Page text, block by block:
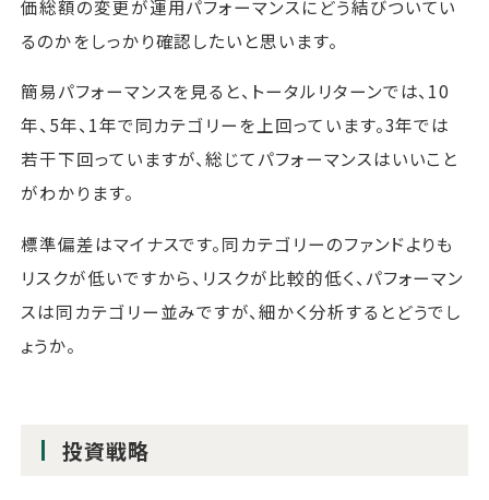
価総額の変更が運用パフォーマンスにどう結びついてい
るのかをしっかり確認したいと思います。
簡易パフォーマンスを見ると、トータルリターンでは、10
年、5年、1年で同カテゴリーを上回っています。3年では
若干下回っていますが、総じてパフォーマンスはいいこと
がわかります。
標準偏差はマイナスです。同カテゴリーのファンドよりも
リスクが低いですから、リスクが比較的低く、パフォーマン
スは同カテゴリー並みですが、細かく分析するとどうでし
ょうか。
投資戦略